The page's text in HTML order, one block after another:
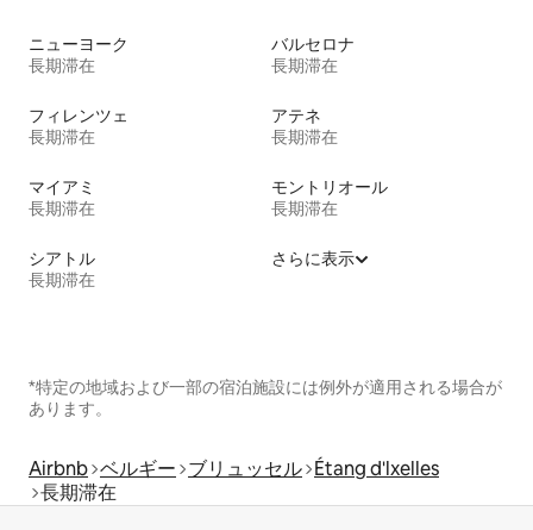
ニューヨーク
長期滞在
バルセロナ
長期滞在
フィレンツェ
長期滞在
アテネ
長期滞在
マイアミ
長期滞在
モントリオール
長期滞在
シアトル
長期滞在
さらに表示
*特定の地域および一部の宿泊施設には例外が適用される場合が
あります。
Airbnb ベルギー ブリュッセル Étang d'lxelles
長期滞在